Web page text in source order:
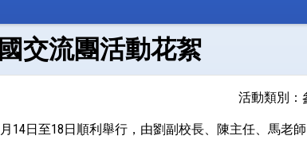
國交流團活動花絮
活動類別：
14日至18日順利舉行，由劉副校長、陳主任、馬老